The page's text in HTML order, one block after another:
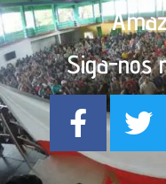
Siga-nos